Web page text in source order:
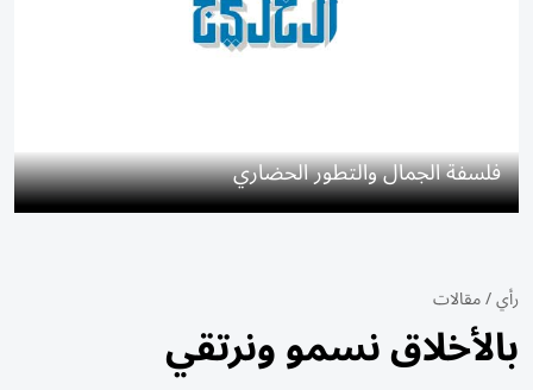
فلسفة الجمال والتطور الحضاري
رأي/مقالات
بالأخلاق نسمو ونرتقي